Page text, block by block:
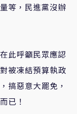
等，民進黨沒辦
此呼籲民眾應認
被凍結預算執政
搞惡意大罷免，
已！